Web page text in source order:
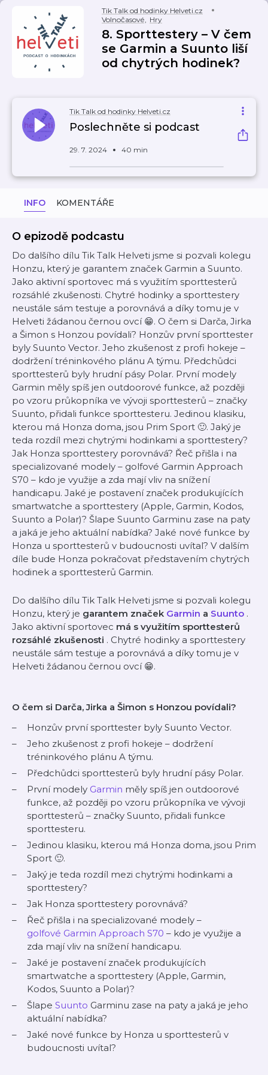
Tik Talk od hodinky Helveti.cz
Volnočasové, Hry
8. Sporttestery – V čem
se Garmin a Suunto liší
od chytrých hodinek?
Tik Talk od hodinky Helveti.cz
Poslechněte si podcast
29. 7. 2024 40 min
INFO KOMENTÁŘE
O epizodě podcastu
Do dalšího dílu Tik Talk Helveti jsme si pozvali kolegu
Honzu, který je garantem značek Garmin a Suunto.
Jako aktivní sportovec má s využitím sporttesterů
rozsáhlé zkušenosti. Chytré hodinky a sporttestery
neustále sám testuje a porovnává a díky tomu je v
Helveti žádanou černou ovcí 😁. O čem si Darča, Jirka
a Šimon s Honzou povídali? Honzův první sporttester
byly Suunto Vector. Jeho zkušenost z profi hokeje –
dodržení tréninkového plánu A týmu. Předchůdci
sporttesterů byly hrudní pásy Polar. První modely
Garmin měly spíš jen outdoorové funkce, až později
po vzoru průkopníka ve vývoji sporttesterů – značky
Suunto, přidali funkce sporttesteru. Jedinou klasiku,
kterou má Honza doma, jsou Prim Sport 🙂. Jaký je
teda rozdíl mezi chytrými hodinkami a sporttestery?
Jak Honza sporttestery porovnává? Řeč přišla i na
specializované modely – golfové Garmin Approach
S70 – kdo je využije a zda mají vliv na snížení
handicapu. Jaké je postavení značek produkujících
smartwatche a sporttestery (Apple, Garmin, Kodos,
Suunto a Polar)? Šlape Suunto Garminu zase na paty
a jaká je jeho aktuální nabídka? Jaké nové funkce by
Honza u sporttesterů v budoucnosti uvítal? V dalším
díle bude Honza pokračovat představením chytrých
hodinek a sporttesterů Garmin.
Do dalšího dílu Tik Talk Helveti jsme si pozvali kolegu
Honzu, který je garantem značek Garmin a Suunto .
Jako aktivní sportovec má s využitím sporttesterů
rozsáhlé zkušenosti . Chytré hodinky a sporttestery
neustále sám testuje a porovnává a díky tomu je v
Helveti žádanou černou ovcí 😁.
O čem si Darča, Jirka a Šimon s Honzou povídali?
Honzův první sporttester byly Suunto Vector.
Jeho zkušenost z profi hokeje – dodržení
tréninkového plánu A týmu.
Předchůdci sporttesterů byly hrudní pásy Polar.
První modely Garmin měly spíš jen outdoorové
funkce, až později po vzoru průkopníka ve vývoji
sporttesterů – značky Suunto, přidali funkce
sporttesteru.
Jedinou klasiku, kterou má Honza doma, jsou Prim
Sport 🙂.
Jaký je teda rozdíl mezi chytrými hodinkami a
sporttestery?
Jak Honza sporttestery porovnává?
Řeč přišla i na specializované modely –
golfové Garmin Approach S70 – kdo je využije a
zda mají vliv na snížení handicapu.
Jaké je postavení značek produkujících
smartwatche a sporttestery (Apple, Garmin,
Kodos, Suunto a Polar)?
Šlape Suunto Garminu zase na paty a jaká je jeho
aktuální nabídka?
Jaké nové funkce by Honza u sporttesterů v
budoucnosti uvítal?